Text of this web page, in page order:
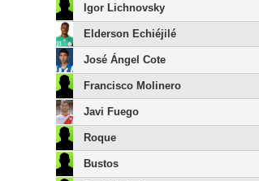
Igor Lichnovsky
Elderson Echiéjilé
José Ángel Cote
Francisco Molinero
Javi Fuego
Roque
Bustos